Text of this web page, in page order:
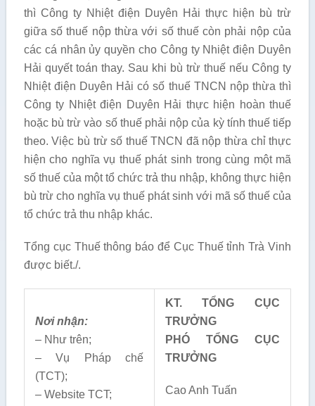
thì Công ty Nhiệt điện Duyên Hải thực hiện bù trừ
giữa số thuế nộp thừa với số thuế còn phải nộp của
các cá nhân ủy quyền cho Công ty Nhiệt điện Duyên
Hải quyết toán thay. Sau khi bù trừ thuế nếu Công ty
Nhiệt điện Duyên Hải có số thuế TNCN nộp thừa thì
Công ty Nhiệt điện Duyên Hải thực hiện hoàn thuế
hoặc bù trừ vào số thuế phải nộp của kỳ tính thuế tiếp
theo. Việc bù trừ số thuế TNCN đã nộp thừa chỉ thực
hiện cho nghĩa vụ thuế phát sinh trong cùng một mã
số thuế của một tổ chức trả thu nhập, không thực hiện
bù trừ cho nghĩa vụ thuế phát sinh với mã số thuế của
tổ chức trả thu nhập khác.
Tổng cục Thuế thông báo để Cục Thuế tỉnh Trà Vinh
được biết./.
Nơi nhận:
– Như trên;
– Vụ Pháp chế
(TCT);
– Website TCT;
KT. TỔNG CỤC
TRƯỞNG
PHÓ TỔNG CỤC
TRƯỞNG
Cao Anh Tuấn